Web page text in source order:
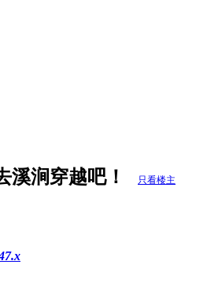
溪涧穿越吧！ 只看楼主